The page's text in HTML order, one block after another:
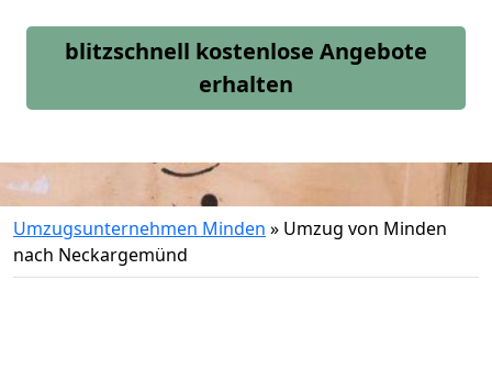
blitzschnell kostenlose Angebote
erhalten
Umzugsunternehmen Minden » Umzug von Minden
nach Neckargemünd